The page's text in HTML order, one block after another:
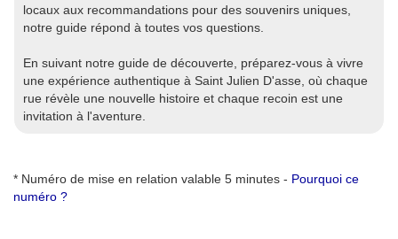
locaux aux recommandations pour des souvenirs uniques,
notre guide répond à toutes vos questions.
En suivant notre guide de découverte, préparez-vous à vivre
une expérience authentique à Saint Julien D'asse, où chaque
rue révèle une nouvelle histoire et chaque recoin est une
invitation à l'aventure.
* Numéro de mise en relation valable 5 minutes - Pourquoi ce
numéro ?